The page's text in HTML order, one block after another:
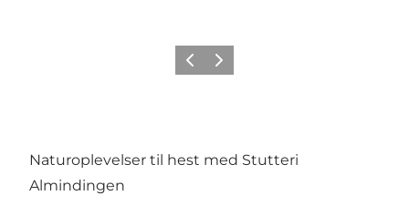
ForrigeNæste
Naturoplevelser til hest med Stutteri
Almindingen